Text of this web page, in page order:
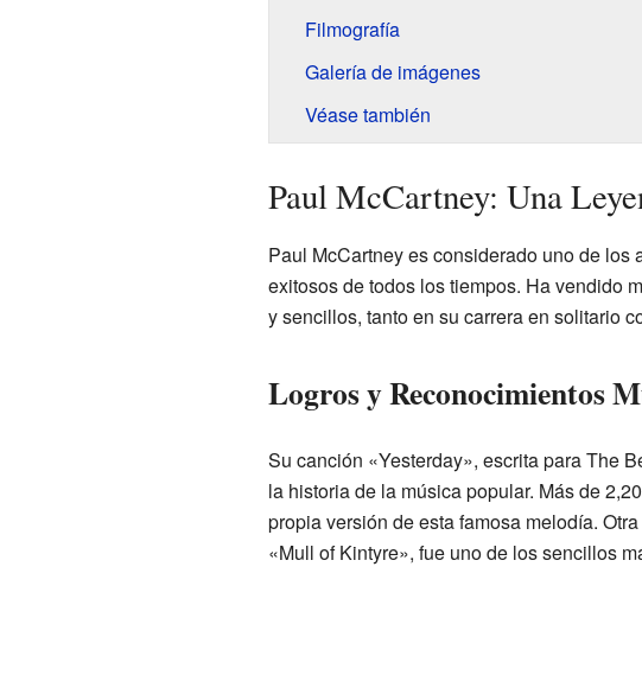
Filmografía
Galería de imágenes
Véase también
Paul McCartney: Una
Paul McCartney es considerado uno de los
exitosos de todos los tiempos. Ha vendido
y sencillos, tanto en su carrera en solitario
Logros y Reconocimientos
Su canción «Yesterday», escrita para The
la historia de la música popular. Más de
propia versión de esta famosa melodía.
«Mull of Kintyre», fue uno de los sencillos